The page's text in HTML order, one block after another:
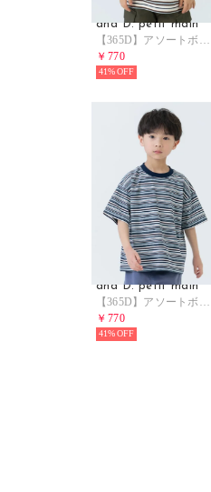
and D. petit main
【365D】アソートボーダーワイド半袖T （茶）
￥770
41%
and D. petit main
【365D】アソートボーダーワイド半袖T （紺）
￥770
41%